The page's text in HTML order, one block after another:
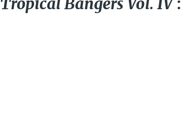
Tropical Bangers Vol. IV: